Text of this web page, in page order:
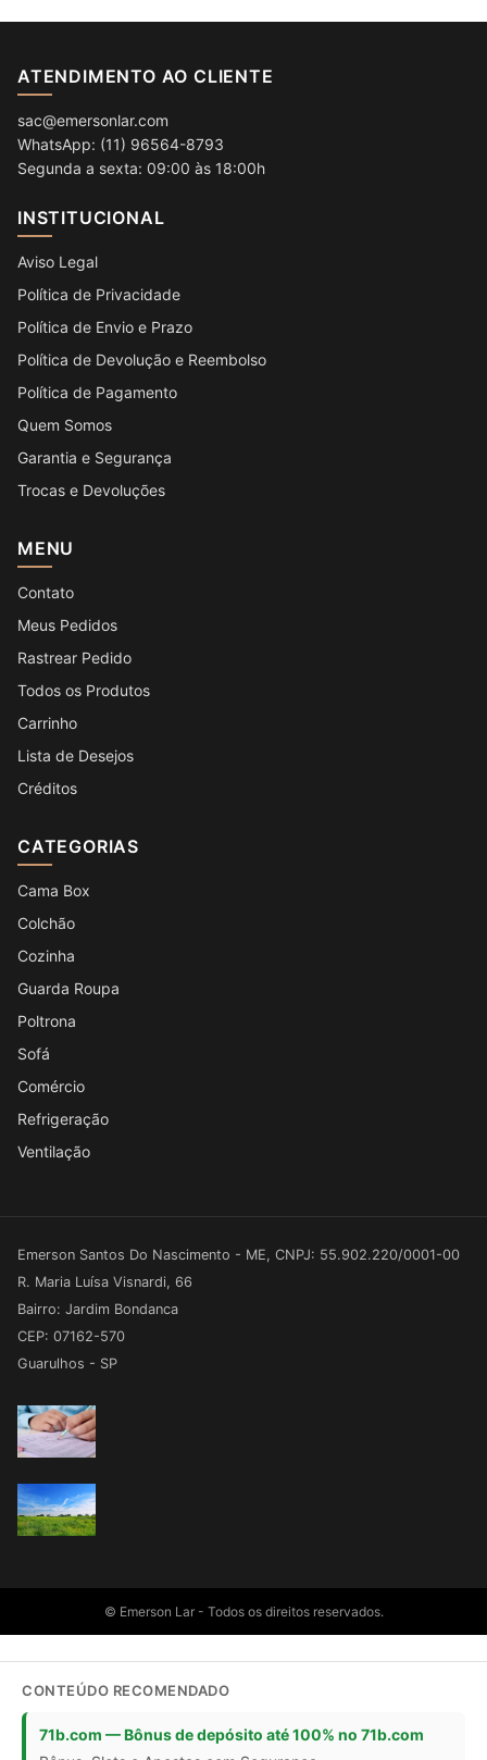
ATENDIMENTO AO CLIENTE
sac@emersonlar.com
WhatsApp: (11) 96564-8793
Segunda a sexta: 09:00 às 18:00h
INSTITUCIONAL
Aviso Legal
Política de Privacidade
Política de Envio e Prazo
Política de Devolução e Reembolso
Política de Pagamento
Quem Somos
Garantia e Segurança
Trocas e Devoluções
MENU
Contato
Meus Pedidos
Rastrear Pedido
Todos os Produtos
Carrinho
Lista de Desejos
Créditos
CATEGORIAS
Cama Box
Colchão
Cozinha
Guarda Roupa
Poltrona
Sofá
Comércio
Refrigeração
Ventilação
Emerson Santos Do Nascimento - ME, CNPJ: 55.902.220/0001-00
R. Maria Luísa Visnardi, 66
Bairro: Jardim Bondanca
CEP: 07162-570
Guarulhos - SP
© Emerson Lar - Todos os direitos reservados.
CONTEÚDO RECOMENDADO
71b.com — Bônus de depósito até 100% no 71b.com